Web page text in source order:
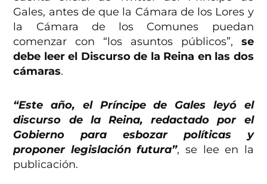
Gales, antes de que la Cámara de los Lores y
la Cámara de los Comunes puedan
comenzar con “los asuntos públicos”, se
debe leer el Discurso de la Reina en las dos
cámaras.
“Este año, el Príncipe de Gales leyó el
discurso de la Reina, redactado por el
Gobierno para esbozar políticas y
proponer legislación futura”, se lee en la
publicación.